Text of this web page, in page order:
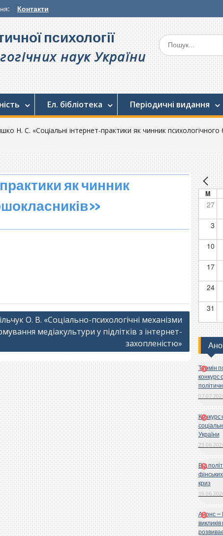
Контакти
психології
наук України
Шукати:
Ел. бібліотека Періодичні видання
Н. С. «Соціальні інтернет-практики як чинник
як чинник
О. В. «Соціально-психологічні механізми
медіакультури у підлітків з інтернет-
захопленістю»
M
27
3
10
17
24
31
Термін
конкурс
Конкурс
України
Від
криз
Анонс –